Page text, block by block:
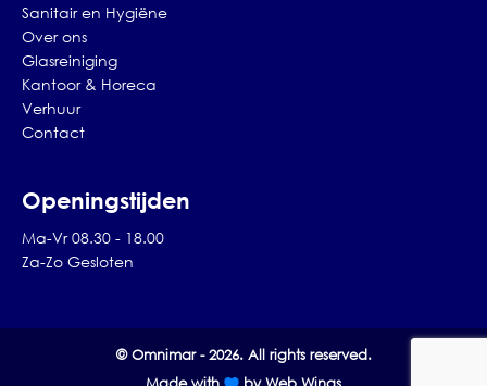
Sanitair en Hygiëne
Over ons
Glasreiniging
Kantoor & Horeca
Verhuur
Contact
Openingstijden
Ma-Vr 08.30 - 18.00
Za-Zo Gesloten
© Omnimar - 2026. All rights reserved.